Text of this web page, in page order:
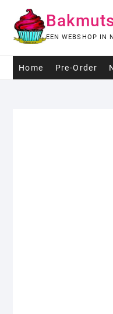
naar
EEN WEBSHOP IN
Home Pre-Order